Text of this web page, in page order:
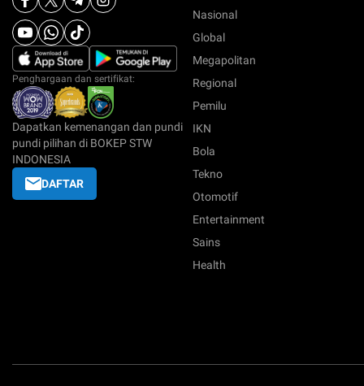
Penghargaan dan sertifikat:
Dapatkan kemenangan dan pundi
pundi pilihan di BOKEP STW
INDONESIA
DAFTAR
Nasional
Global
Megapolitan
Regional
Pemilu
IKN
Bola
Tekno
Otomotif
Entertainment
Sains
Health